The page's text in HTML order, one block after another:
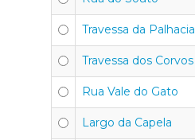
Travessa da Palhacia
Travessa dos Corvos
Rua Vale do Gato
Largo da Capela